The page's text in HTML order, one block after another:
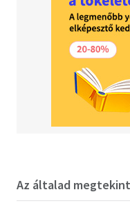
Az általad